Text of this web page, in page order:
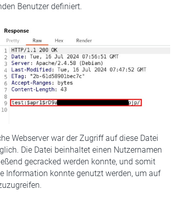
Benutzer definiert.
Webserver war der Zugriff auf diese Datei
Die Datei beinhaltet einen Nutzernamen
gecracked werden konnte, und somit
Information konnte genutzt werden, um auf